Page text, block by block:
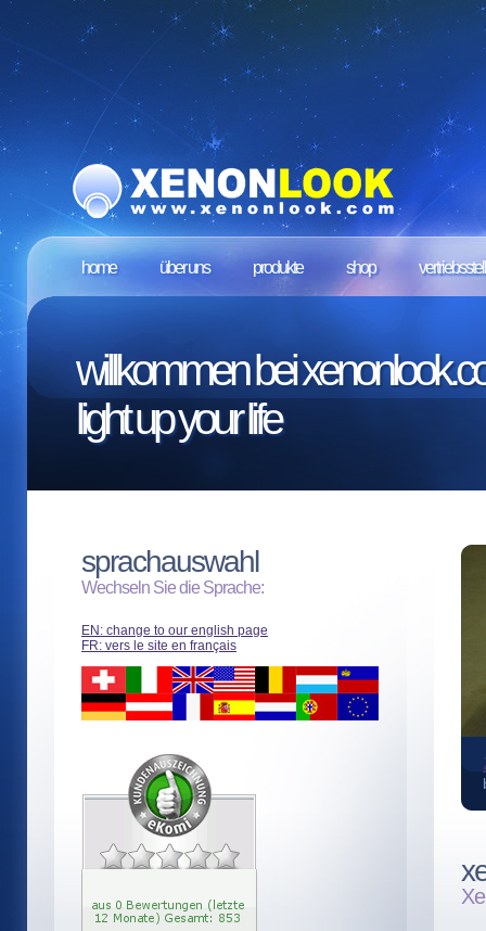
home über uns produkte shop
willkommen bei
light up your life
sprachauswahl
Wechseln Sie die Sprache:
EN: change to our english page
FR: vers le site en français